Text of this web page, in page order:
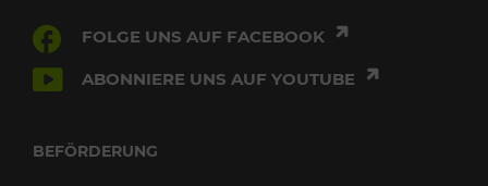
FOLGE UNS AUF FACEBOOK
ABONNIERE UNS AUF YOUTUBE
BEFÖRDERUNG